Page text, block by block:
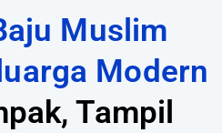
Muslim
Modern
Tampil